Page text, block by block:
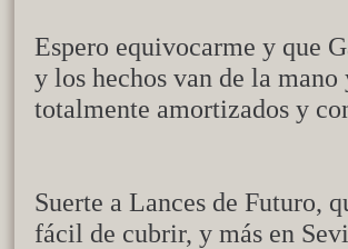
Espero equivocarme y que
y los hechos van de la
totalmente amortizados y
Suerte a Lances de Futuro,
fácil de cubrir, y más en